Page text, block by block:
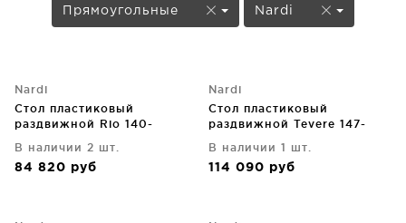
Прямоугольные Nardi
Nardi
Стол пластиковый
раздвижной Rio 140-
В наличии 2 шт.
84 820 руб
Nardi
Стол пластиковый
раздвижной Tevere 147-
В наличии 1 шт.
114 090 руб